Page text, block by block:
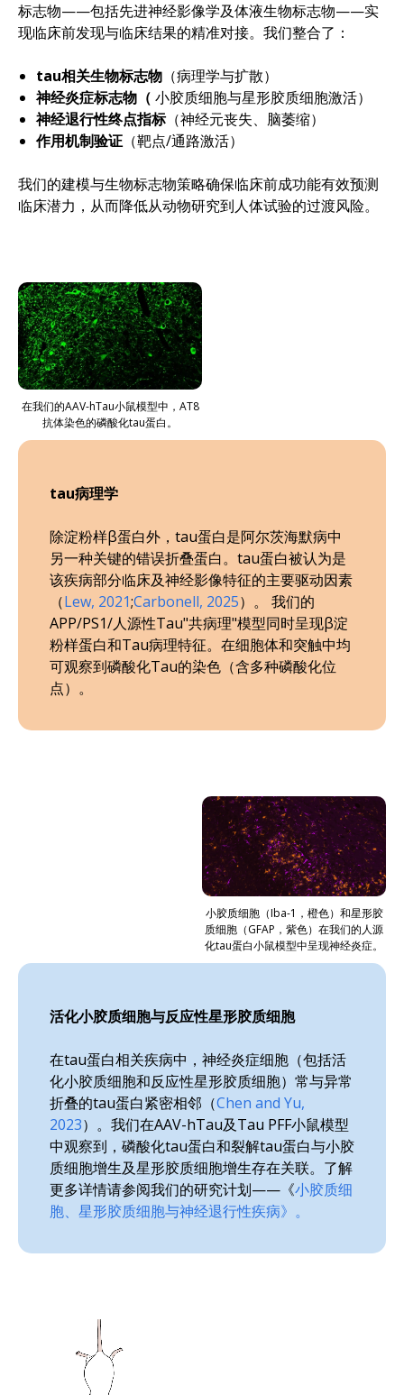
标志物——包括先进神经影像学及体液生物标志物——实
现临床前发现与临床结果的精准对接。我们整合了：
tau相关生物标志物 （病理学与扩散）
神经炎症标志物（ 小胶质细胞与星形胶质细胞激活）
神经退行性终点指标（神经元丧失、脑萎缩）
作用机制验证 （靶点/通路激活）
我们的建模与生物标志物策略确保临床前成功能有效预测
临床潜力，从而降低从动物研究到人体试验的过渡风险。
在我们的AAV-hTau小鼠模型中，AT8
抗体染色的磷酸化tau蛋白。
tau病理学
除淀粉样β蛋白外，tau蛋白是阿尔茨海默病中
另一种关键的错误折叠蛋白。tau蛋白被认为是
该疾病部分临床及神经影像特征的主要驱动因素
（Lew, 2021;Carbonell, 2025）。 我们的
APP/PS1/人源性Tau"共病理"模型同时呈现β淀
粉样蛋白和Tau病理特征。在细胞体和突触中均
可观察到磷酸化Tau的染色（含多种磷酸化位
点）。
小胶质细胞（Iba-1，橙色）和星形胶
质细胞（GFAP，紫色）在我们的人源
化tau蛋白小鼠模型中呈现神经炎症。
活化小胶质细胞与反应性星形胶质细胞
在tau蛋白相关疾病中，神经炎症细胞（包括活
化小胶质细胞和反应性星形胶质细胞）常与异常
折叠的tau蛋白紧密相邻（Chen and Yu,
2023）。我们在AAV-hTau及Tau PFF小鼠模型
中观察到，磷酸化tau蛋白和裂解tau蛋白与小胶
质细胞增生及星形胶质细胞增生存在关联。了解
更多详情请参阅我们的研究计划——《小胶质细
胞、星形胶质细胞与神经退行性疾病》。